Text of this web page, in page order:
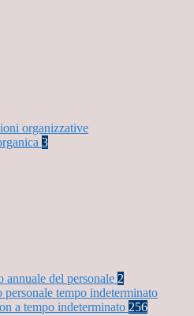
organizzative
3
annuale del personale 2
personale tempo indeterminato
a tempo indeterminato 256